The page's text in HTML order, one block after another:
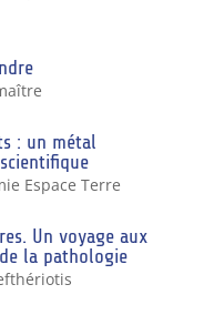
: un métal
Espace Terre
Un voyage aux
la pathologie